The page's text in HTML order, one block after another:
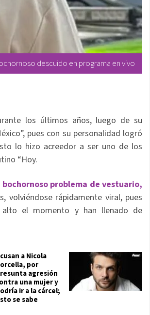
descuido en programa en vivo
los últimos años, luego de su
pues con su personalidad logró
lo hizo acreedor a ser uno de los
“Hoy.
problema de vestuario,
volviéndose rápidamente viral, pues
el momento y han llenado de
a Nicola
por
agresión
una mujer y
ir a la cárcel;
se sabe